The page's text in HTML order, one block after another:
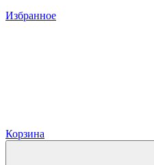
Избранное
Корзина